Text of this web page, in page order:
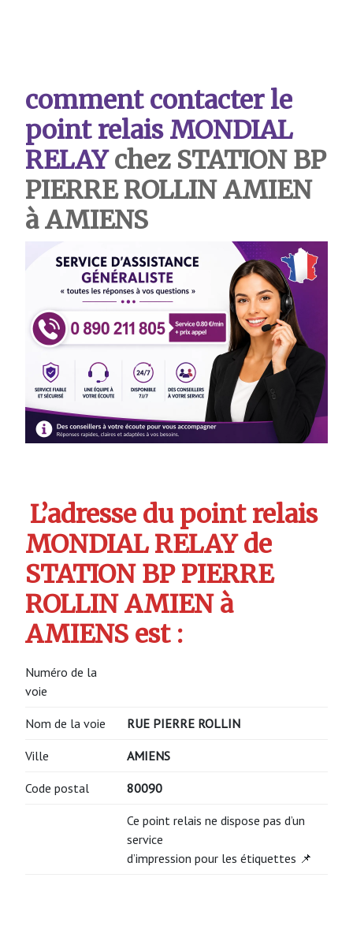
comment contacter le
point relais MONDIAL
RELAYchez STATION BP
PIERRE ROLLIN AMIEN
à AMIENS
L’adresse du point relais
MONDIAL RELAY de
STATION BP PIERRE
ROLLIN AMIEN à
AMIENS est :
Numéro de la
voie
Nom de la voie RUE PIERRE ROLLIN
Ville AMIENS
Code postal 80090
Ce point relais ne dispose pas d’un
service
d’impression pour les étiquettes 📌